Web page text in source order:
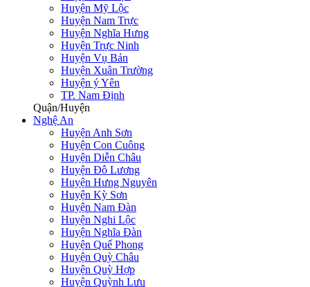
Huyện Mỹ Lộc
Huyện Nam Trực
Huyện Nghĩa Hưng
Huyện Trực Ninh
Huyện Vụ Bản
Huyện Xuân Trường
Huyện ý Yên
TP. Nam Định
Quận/Huyện
Nghệ An
Huyện Anh Sơn
Huyện Con Cuông
Huyện Diễn Châu
Huyện Đô Lương
Huyện Hưng Nguyên
Huyện Kỳ Sơn
Huyện Nam Đàn
Huyện Nghi Lộc
Huyện Nghĩa Đàn
Huyện Quế Phong
Huyện Quỳ Châu
Huyện Quỳ Hợp
Huyện Quỳnh Lưu